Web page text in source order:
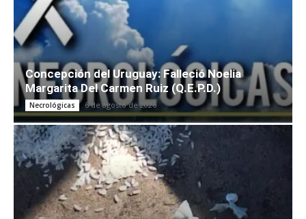
Concepción del Uruguay: Falleció Noelia
Margarita Del Carmen Ruiz (Q.E.P.D.)
Necrológicas 6 de agosto de 2026